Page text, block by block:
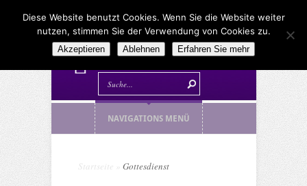
NAVIGATIONS MENÜ
Startseite Gottesdienst
Diese Website benutzt Cookies. Wenn Sie die Website weiter
nutzen, stimmen Sie der Verwendung von Cookies zu.
Akzeptieren Ablehnen Erfahren Sie mehr